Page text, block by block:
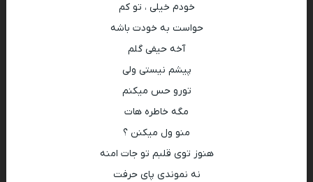
خودم خیلی ، تو کم
حواست به خودت باشه
آخه حیفی گلم
پیشم نیستی ولی
تورو حس میکنم
مگه خاطره هات
منو ول میکنن ؟
هنوز توی قلبم تو جات امنه
نه نموندی پای حرفت